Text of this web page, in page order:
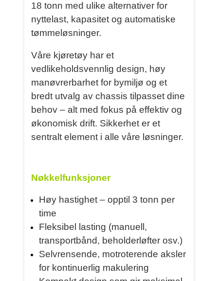
18 tonn med ulike alternativer for
nyttelast, kapasitet og automatiske
tømmeløsninger.
Våre kjøretøy har et
vedlikeholdsvennlig design, høy
manøvrerbarhet for bymiljø og et
bredt utvalg av chassis tilpasset dine
behov – alt med fokus på effektiv og
økonomisk drift. Sikkerhet er et
sentralt element i alle våre løsninger.
Nøkkelfunksjoner
Høy hastighet – opptil 3 tonn per
time
Fleksibel lasting (manuell,
transportbånd, beholderløfter osv.)
Selvrensende, motroterende aksler
for kontinuerlig makulering